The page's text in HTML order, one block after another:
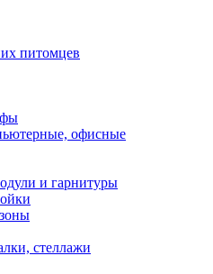
питомцев
офисные
и гарнитуры
стеллажи